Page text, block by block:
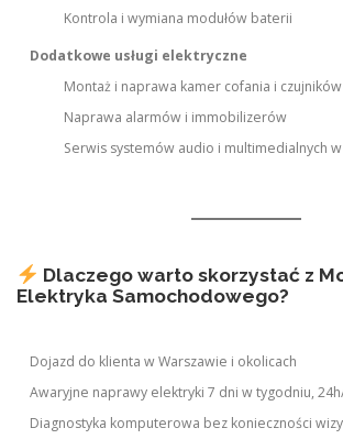
Kontrola i wymiana modułów baterii
Dodatkowe usługi elektryczne
Montaż i naprawa kamer cofania i
Naprawa alarmów i immobilizerów
Serwis systemów audio i multimedialnych
Dlaczego warto skorzystać z
Elektryka Samochodowego?
Dojazd do klienta w Warszawie i okolicach
Awaryjne naprawy elektryki 7 dni w tygodniu,
Diagnostyka komputerowa bez konieczności